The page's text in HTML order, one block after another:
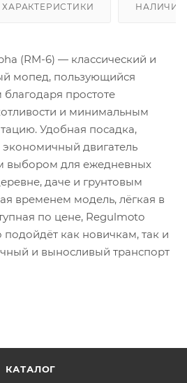
ХАРАКТЕРИСТИКИ НАЛИЧИЕ
(RM-6) — классический и
мопед, пользующийся
простоте
и минимальным
Удобная посадка,
экономичный двигатель
выбором для ежедневных
даче и грунтовым
временем модель, лёгкая в
по цене, Regulmoto
как новичкам, так и
и выносливый транспорт
КАТАЛОГ